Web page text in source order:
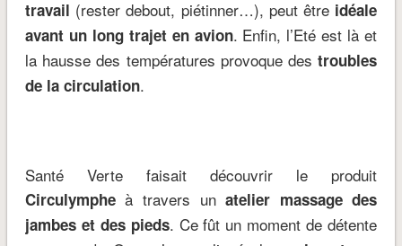
travail (rester debout, piétinner…), peut être idéale
avant un long trajet en avion. Enfin, l’Eté est là et
la hausse des températures provoque destroubles
de la circulation.
Santé Verte faisait découvrir le produit
Circulympheà travers unatelier massage des
jambes et des pieds. Ce fût un moment de détente